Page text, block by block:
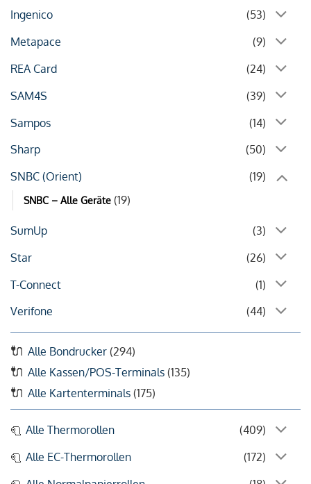
Ingenico
(53)
Metapace
(9)
REA Card
(24)
SAM4S
(39)
Sampos
(14)
Sharp
(50)
SNBC (Orient)
(19)
SNBC – Alle Geräte (19)
SumUp
(3)
Star
(26)
T-Connect
(1)
Verifone
(44)
Alle Bondrucker (294)
Alle Kassen/POS-Terminals (135)
Alle Kartenterminals (175)
Alle Thermorollen
(409)
Alle EC-Thermorollen
(172)